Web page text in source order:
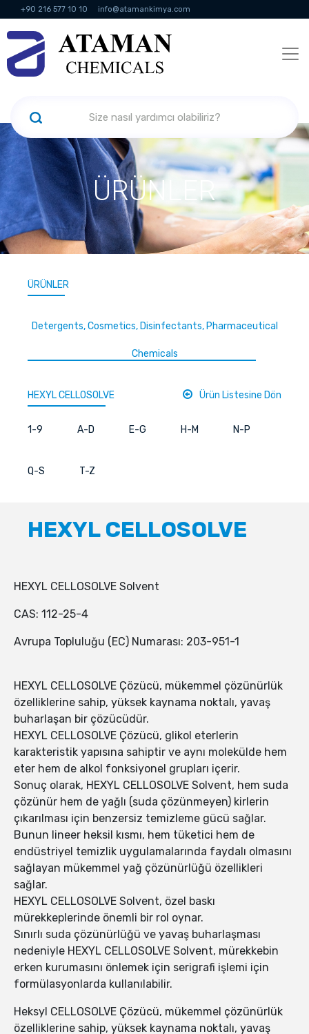
+90 216 577 10 10 info@atamankimya.com
KVKK Politikası Bilgi Toplumu Hizmetleri
ÜRÜNLER
ÜRÜNLER
Detergents, Cosmetics, Disinfectants, Pharmaceutical
Chemicals
HEXYL CELLOSOLVE Ürün Listesine Dön
1-9 A-D E-G H-M N-P
Q-S T-Z
HEXYL CELLOSOLVE
HEXYL CELLOSOLVE Solvent
CAS: 112-25-4
Avrupa Topluluğu (EC) Numarası: 203-951-1
HEXYL CELLOSOLVE Çözücü, mükemmel çözünürlük
özelliklerine sahip, yüksek kaynama noktalı, yavaş
buharlaşan bir çözücüdür.
HEXYL CELLOSOLVE Çözücü, glikol eterlerin
karakteristik yapısına sahiptir ve aynı molekülde hem
eter hem de alkol fonksiyonel grupları içerir.
Sonuç olarak, HEXYL CELLOSOLVE Solvent, hem suda
çözünür hem de yağlı (suda çözünmeyen) kirlerin
çıkarılması için benzersiz temizleme gücü sağlar.
Bunun lineer heksil kısmı, hem tüketici hem de
endüstriyel temizlik uygulamalarında faydalı olmasını
sağlayan mükemmel yağ çözünürlüğü özellikleri
sağlar.
HEXYL CELLOSOLVE Solvent, özel baskı
mürekkeplerinde önemli bir rol oynar.
Sınırlı suda çözünürlüğü ve yavaş buharlaşması
nedeniyle HEXYL CELLOSOLVE Solvent, mürekkebin
erken kurumasını önlemek için serigrafi işlemi için
formülasyonlarda kullanılabilir.
Heksyl CELLOSOLVE Çözücü, mükemmel çözünürlük
özelliklerine sahip, yüksek kaynama noktalı, yavaş